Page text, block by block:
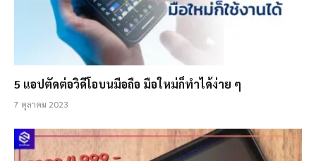
5 แอปตัดต่อวิดีโอบนมือถือ มือใหม่ก็ทำได้ง่าย ๆ
7 ตุลาคม 2023